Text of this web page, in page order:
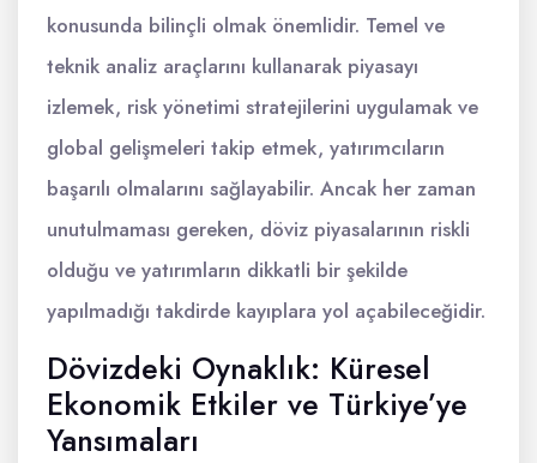
konusunda bilinçli olmak önemlidir. Temel ve
teknik analiz araçlarını kullanarak piyasayı
izlemek, risk yönetimi stratejilerini uygulamak ve
global gelişmeleri takip etmek, yatırımcıların
başarılı olmalarını sağlayabilir. Ancak her zaman
unutulmaması gereken, döviz piyasalarının riskli
olduğu ve yatırımların dikkatli bir şekilde
yapılmadığı takdirde kayıplara yol açabileceğidir.
Dövizdeki Oynaklık: Küresel
Ekonomik Etkiler ve Türkiye’ye
Yansımaları